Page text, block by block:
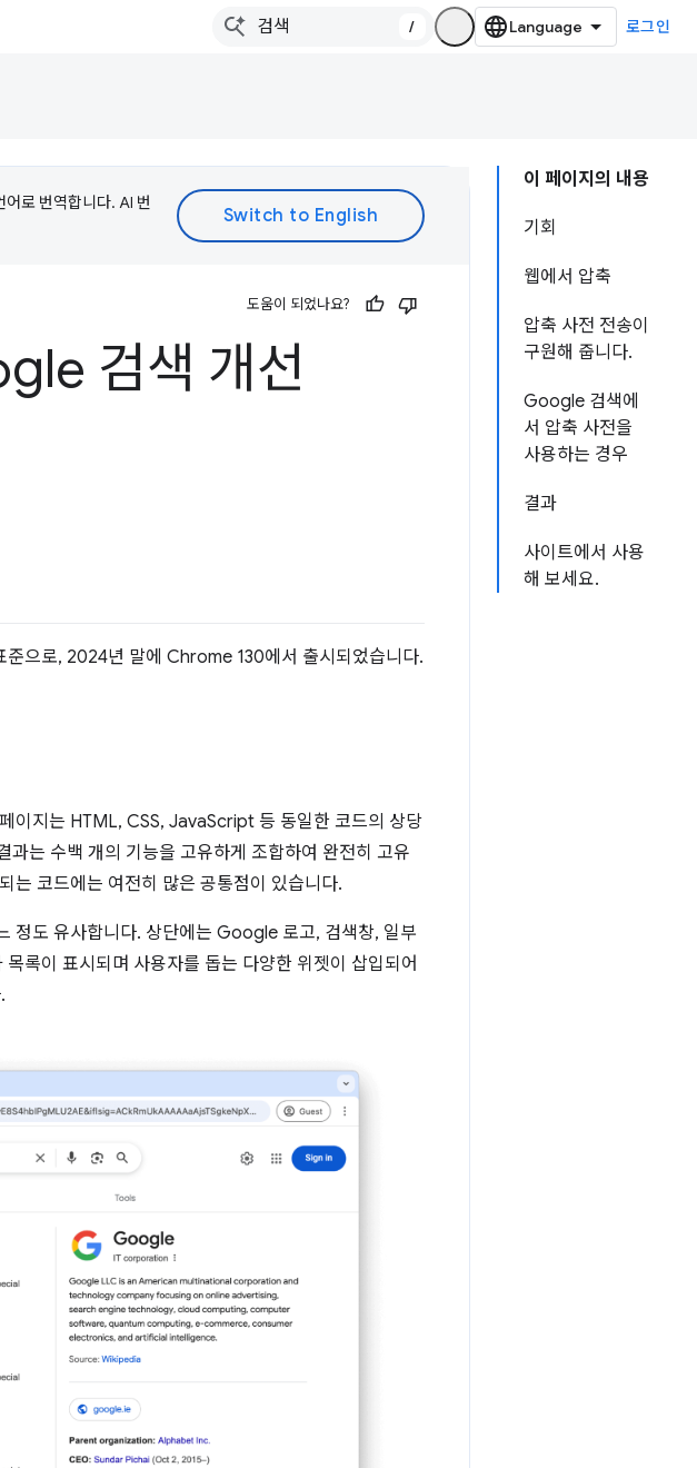
/ 로그인
이 페이지의 내용
기회
웹에서 압축
압축 사전 전송이
구원해 줍니다.
Google 검색에
서 압축 사전을
사용하는 경우
결과
사이트에서 사용
해 보세요.
로 번역합니다. AI 번
도움이 되었나요?
검색 개선
으로, 2024년 말에 Chrome 130에서 출시되었습니다.
이지는 HTML, CSS, JavaScript 등 동일한 코드의 상당
는 수백 개의 기능을 고유하게 조합하여 완전히 고유
는 코드에는 여전히 많은 공통점이 있습니다.
정도 유사합니다. 상단에는 Google 로고, 검색창, 일부
록이 표시되며 사용자를 돕는 다양한 위젯이 삽입되어